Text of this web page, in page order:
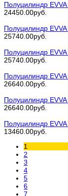
Полуцилиндр
24450.00руб.
Полуцилиндр
25740.00руб.
Полуцилиндр
25740.00руб.
Полуцилиндр
26640.00руб.
Полуцилиндр
26640.00руб.
Полуцилиндр
13460.00руб.
1
2
3
4
5
6
7